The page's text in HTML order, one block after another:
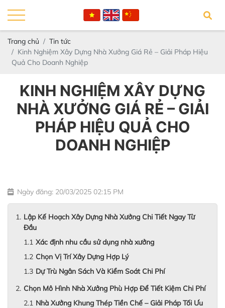
Trang chủ
Tin tức
Kinh Nghiệm Xây Dựng Nhà Xưởng Giá Rẻ – Giải Pháp Hiệu
Quả Cho Doanh Nghiệp
KINH NGHIỆM XÂY DỰNG
NHÀ XƯỞNG GIÁ RẺ – GIẢI
PHÁP HIỆU QUẢ CHO
DOANH NGHIỆP
Ngày đăng: 20/03/2025 02:15 PM
Lập Kế Hoạch Xây Dựng Nhà Xưởng Chi Tiết Ngay Từ
Đầu
Xác định nhu cầu sử dụng nhà xưởng
Chọn Vị Trí Xây Dựng Hợp Lý
Dự Trù Ngân Sách Và Kiểm Soát Chi Phí
Chọn Mô Hình Nhà Xưởng Phù Hợp Để Tiết Kiệm Chi Phí
Nhà Xưởng Khung Thép Tiền Chế – Giải Pháp Tối Ưu